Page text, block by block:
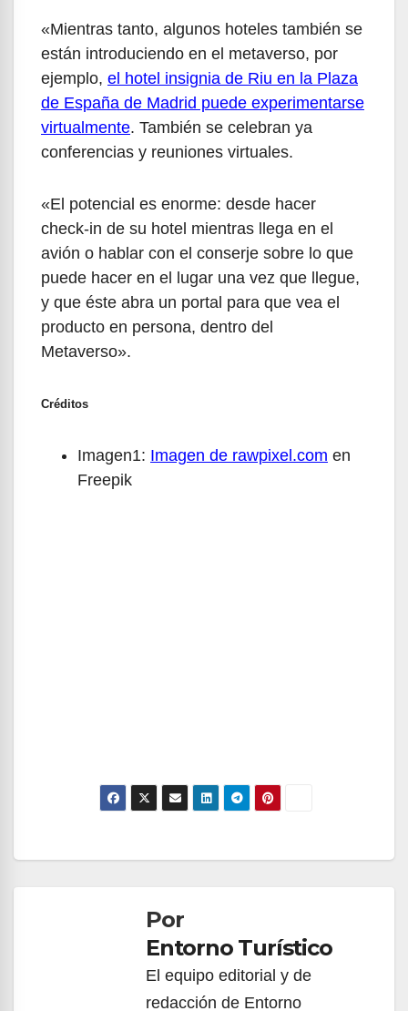
«Mientras tanto, algunos hoteles también se
están introduciendo en el metaverso, por
ejemplo, el hotel insignia de Riu en la Plaza
de España de Madrid puede experimentarse
virtualmente. También se celebran ya
conferencias y reuniones virtuales.
«El potencial es enorme: desde hacer
check-in de su hotel mientras llega en el
avión o hablar con el conserje sobre lo que
puede hacer en el lugar una vez que llegue,
y que éste abra un portal para que vea el
producto en persona, dentro del
Metaverso».
Créditos
Imagen1: Imagen de rawpixel.com en
Freepik
Navegación
entradasPor
Entorno Turístico
El equipo editorial y de
redacción de Entorno